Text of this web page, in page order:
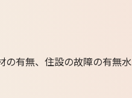
の有無、住設の故障の有無水